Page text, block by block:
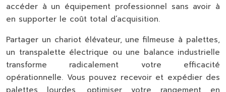
accéder à un équipement professionnel sans avoir à
en supporter le coût total d’acquisition.
Partager un chariot élévateur, une filmeuse à palettes,
un transpalette électrique ou une balance industrielle
transforme radicalement votre efficacité
opérationnelle. Vous pouvez recevoir et expédier des